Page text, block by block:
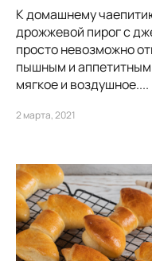
К домашнему
дрожжевой пирог с
просто невозможно
пышным и аппетитным
мягкое и воздушное....
2 марта, 2021